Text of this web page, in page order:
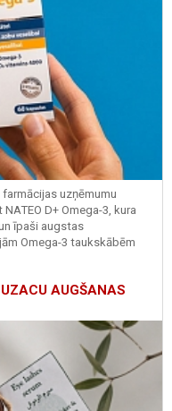
uzņēmumu
D+ Omega-3, kura
īpaši augstas
Omega-3 taukskābēm
AUGŠANAS